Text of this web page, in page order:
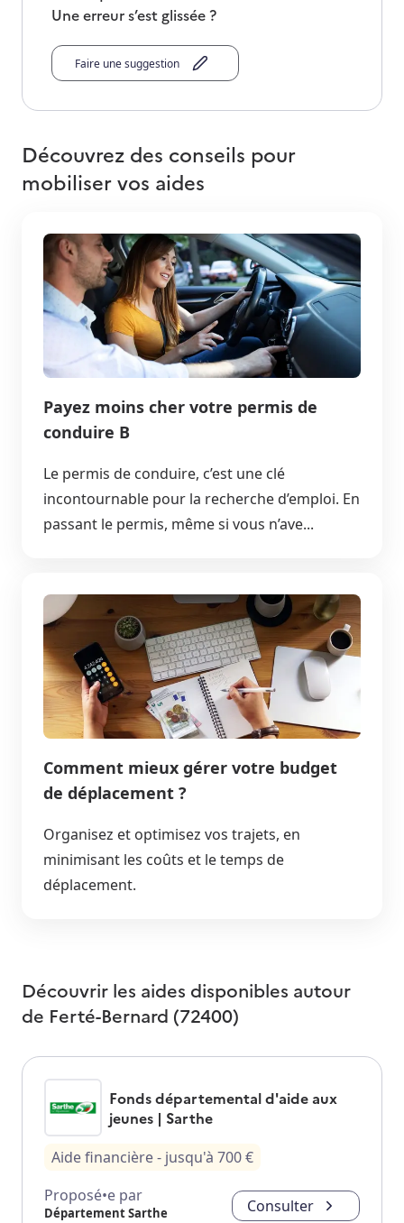
Une erreur s’est glissée ?
Faire une suggestion
Découvrez des conseils pour
mobiliser vos aides
Payez moins cher votre permis de
conduire B
Le permis de conduire, c’est une clé
incontournable pour la recherche d’emploi. En
passant le permis, même si vous n’ave...
Comment mieux gérer votre budget
de déplacement ?
Organisez et optimisez vos trajets, en
minimisant les coûts et le temps de
déplacement.
Découvrir les aides disponibles autour
de Ferté-Bernard (72400)
Fonds départemental d'aide aux
jeunes | Sarthe
Aide financière- jusqu'à 700€
Proposé•e par
Département Sarthe Consulter